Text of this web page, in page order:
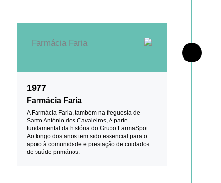
1977
Farmácia Faria
A Farmácia Faria, também na freguesia de
Santo António dos Cavaleiros, é parte
fundamental da história do Grupo FarmaSpot.
Ao longo dos anos tem sido essencial para o
apoio à comunidade e prestação de cuidados
de saúde primários.